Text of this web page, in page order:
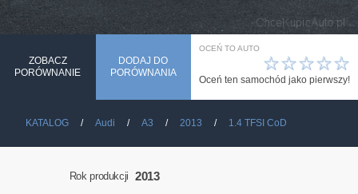
ZOBACZ
PORÓWNANIE
DODAJ DO
PORÓWNANIA
OCEŃ TO AUTO
☆
☆
☆
☆
☆
Oceń ten samochód jako pierwszy!
KATALOG Audi A3 2013 1.4 TFSI CoD
Rok produkcji 2013